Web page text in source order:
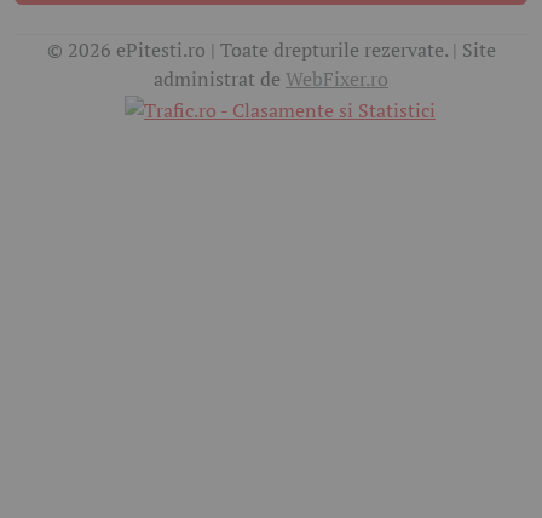
© 2026 ePitesti.ro | Toate drepturile rezervate. | Site
administrat de WebFixer.ro